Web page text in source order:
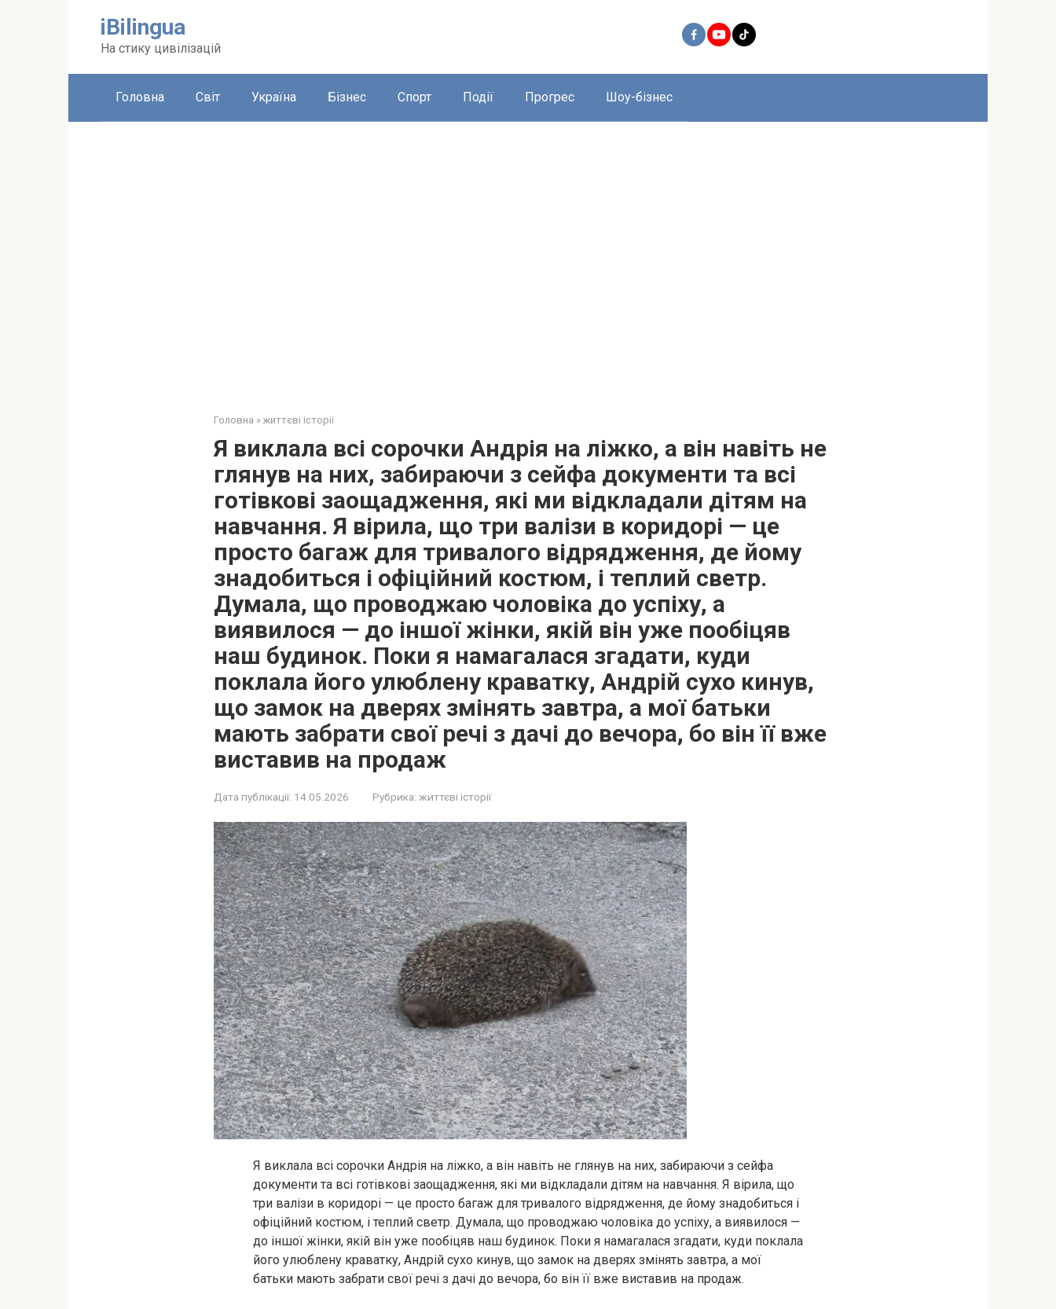
iBilingua
На стику цивілізацій
Головна Світ Україна Бізнес Спорт Події Прогрес Шоу-бізнес
Головна » життєві історії
Я виклала всі сорочки Андрія на ліжко, а він навіть не
глянув на них, забираючи з сейфа документи та всі
готівкові заощадження, які ми відкладали дітям на
навчання. Я вірила, що три валізи в коридорі — це
просто багаж для тривалого відрядження, де йому
знадобиться і офіційний костюм, і теплий светр.
Думала, що проводжаю чоловіка до успіху, а
виявилося — до іншої жінки, якій він уже пообіцяв
наш будинок. Поки я намагалася згадати, куди
поклала його улюблену краватку, Андрій сухо кинув,
що замок на дверях змінять завтра, а мої батьки
мають забрати свої речі з дачі до вечора, бо він її вже
виставив на продаж
Дата публікації: 14.05.2026 Рубрика: життєві історії
Я виклала всі сорочки Андрія на ліжко, а він навіть не глянув на них, забираючи з сейфа
документи та всі готівкові заощадження, які ми відкладали дітям на навчання. Я вірила, що
три валізи в коридорі — це просто багаж для тривалого відрядження, де йому знадобиться і
офіційний костюм, і теплий светр. Думала, що проводжаю чоловіка до успіху, а виявилося —
до іншої жінки, якій він уже пообіцяв наш будинок. Поки я намагалася згадати, куди поклала
його улюблену краватку, Андрій сухо кинув, що замок на дверях змінять завтра, а мої
батьки мають забрати свої речі з дачі до вечора, бо він її вже виставив на продаж.